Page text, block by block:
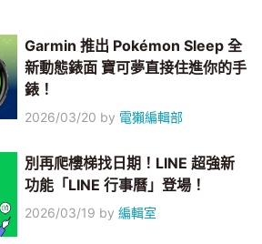
Garmin 推出 Pokémon Sleep 全
新動態錶面 寶可夢直接住進你的手
錶！
2026/03/20 by 電獺編輯部
別再爬樓梯找日期！LINE 超強新
功能「LINE 行事曆」登場！
2026/03/19 by編輯室